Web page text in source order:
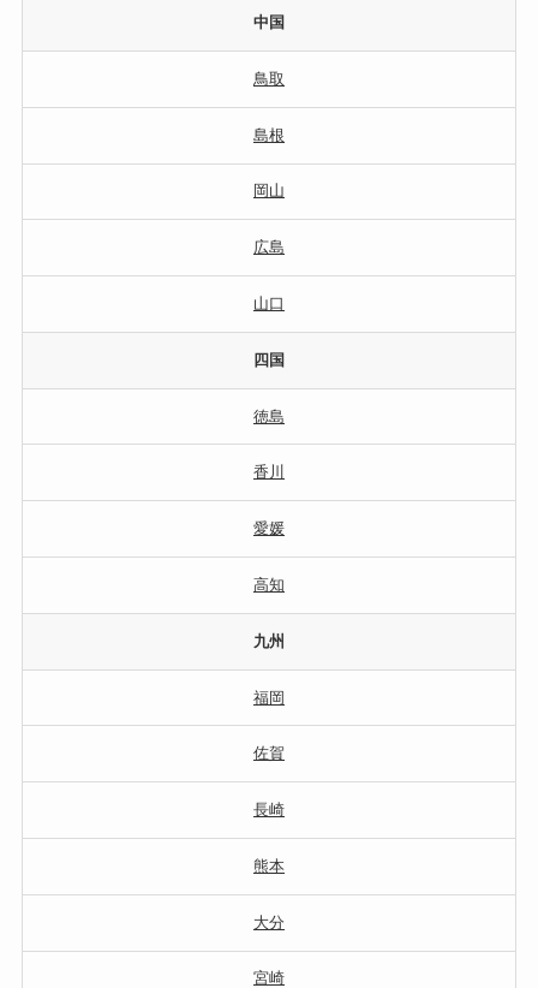
中国
鳥取
島根
岡山
広島
山口
四国
徳島
香川
愛媛
高知
九州
福岡
佐賀
長崎
熊本
大分
宮崎